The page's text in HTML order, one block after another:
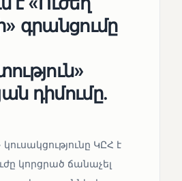
գրանցումը
դիմումը.
ԿԸՀ է
կորցրած ճանաչել